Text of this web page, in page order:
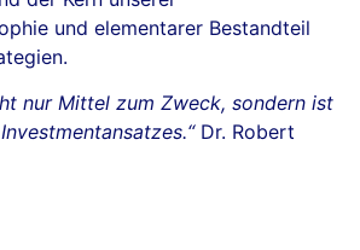
und elementarer Bestandteil
nur Mittel zum Zweck, sondern ist
Dr. Robert